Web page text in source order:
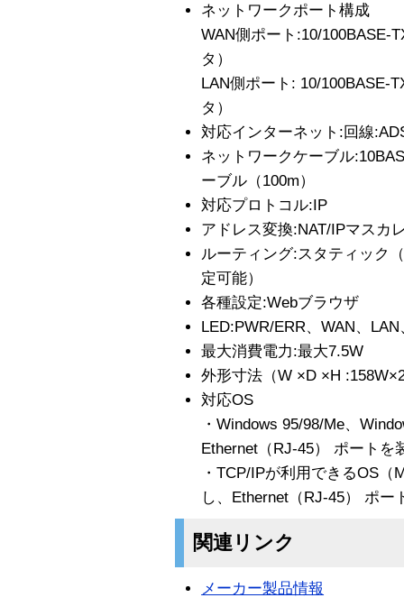
ネットワークポート構成
WAN側ポート:10/100BASE-
タ）
LAN側ポート: 10/100BASE-
タ）
対応インターネット:回線
ネットワークケーブル
ーブル（100m）
対応プロトコル:IP
アドレス変換:NAT/IPマスカ
ルーティング:スタティック
定可能）
各種設定:Webブラウザ
LED:PWR/ERR、WAN、LAN
最大消費電力:最大7.5W
外形寸法（W ×D ×H
対応OS
・Windows 95/98/Me、
Ethernet（RJ‐45） ポートを
・TCP/IPが利用できるOS
し、Ethernet（RJ‐45） ポ
関連リンク
メーカー製品情報